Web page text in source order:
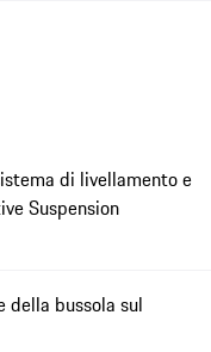
di livellamento e
Suspension
della bussola sul